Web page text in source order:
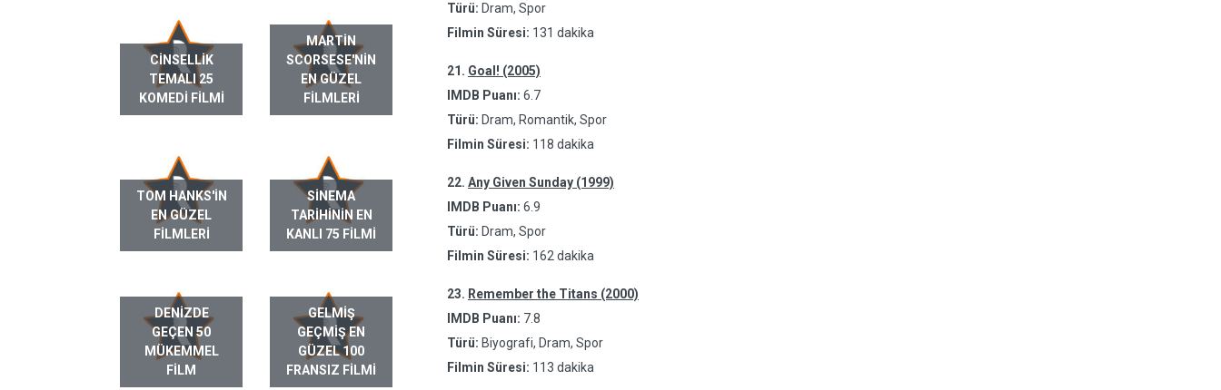
CINSELLIK
TEMALI 25
KOMEDI FILMI
MARTIN
SCORSESE'NIN
EN GÜZEL
FILMLERI
TOM HANKS'IN
EN GÜZEL
FILMLERI
SINEMA
TARIHININ EN
KANLI 75 FILMI
DENIZDE
GEÇEN 50
MÜKEMMEL
FILM
GELMIŞ
GEÇMIŞ EN
GÜZEL 100
FRANSIZ FILMI
Türü: Dram, Spor
Filmin Süresi: 131 dakika
21. Goal! (2005)
IMDB Puanı: 6.7
Türü: Dram, Romantik, Spor
Filmin Süresi: 118 dakika
22. Any Given Sunday (1999)
IMDB Puanı: 6.9
Türü: Dram, Spor
Filmin Süresi: 162 dakika
23. Remember the Titans (2000)
IMDB Puanı: 7.8
Türü: Biyografi, Dram, Spor
Filmin Süresi: 113 dakika